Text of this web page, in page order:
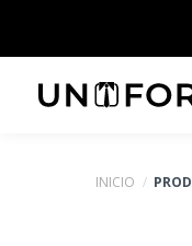
INICIO /